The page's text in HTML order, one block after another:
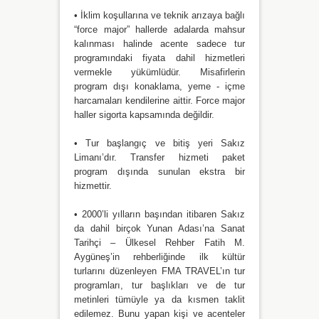
• İklim koşullarına ve teknik arızaya bağlı
“force major” hallerde adalarda mahsur
kalınması halinde acente sadece tur
programındaki fiyata dahil hizmetleri
vermekle yükümlüdür. Misafirlerin
program dışı konaklama, yeme - içme
harcamaları kendilerine aittir. Force major
haller sigorta kapsamında değildir.
• Tur başlangıç ve bitiş yeri Sakız
Limanı’dır. Transfer hizmeti paket
program dışında sunulan ekstra bir
hizmettir.
• 2000’li yılların başından itibaren Sakız
da dahil birçok Yunan Adası’na Sanat
Tarihçi – Ülkesel Rehber Fatih M.
Aygüneş’in rehberliğinde ilk kültür
turlarını düzenleyen FMA TRAVEL’ın tur
programları, tur başlıkları ve de tur
metinleri tümüyle ya da kısmen taklit
edilemez. Bunu yapan kişi ve acenteler